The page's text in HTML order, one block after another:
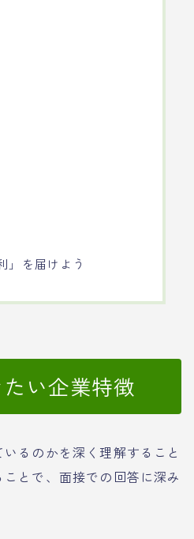
」を届けよう
い企業特徴
るのかを深く理解すること
とで、面接での回答に深み